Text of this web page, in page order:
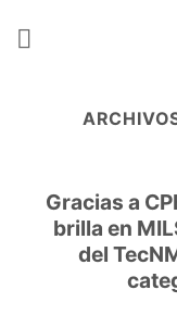
Gracias a
brilla en
del